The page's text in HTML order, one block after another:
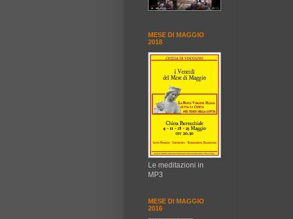
MESE DI MAGGIO
2018
Le meditazioni in
MP3
MESE DI MAGGIO
2016